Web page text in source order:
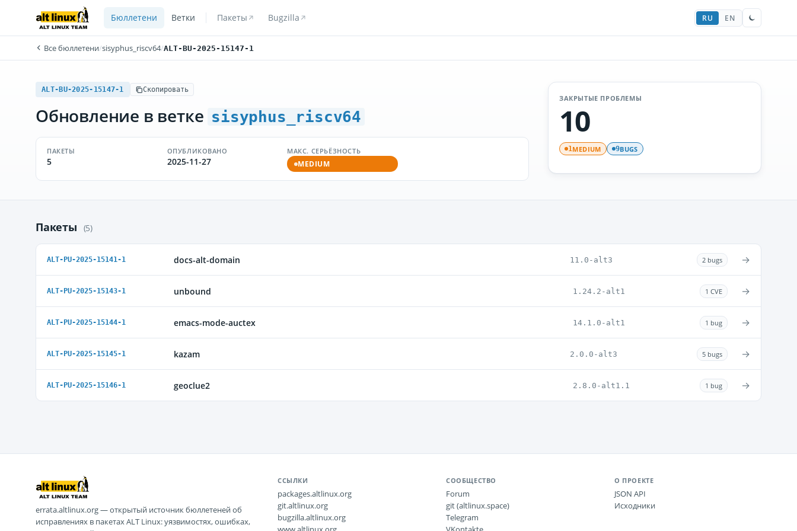
Бюллетени Ветки Пакеты Bugzilla RU EN
Все бюллетени/sisyphus_riscv64/ALT-BU-2025-15147-1
ALT-BU-2025-15147-1 Скопировать
Обновление в ветке sisyphus_riscv64
ПАКЕТЫ
5
ОПУБЛИКОВАНО
2025-11-27
МАКС. СЕРЬЁЗНОСТЬ
MEDIUM
ЗАКРЫТЫЕ ПРОБЛЕМЫ
10
1MEDIUM 9BUGS
Пакеты (5)
ALT-PU-2025-15141-1 docs-alt-domain 11.0-alt3 2 bugs →
ALT-PU-2025-15143-1 unbound 1.24.2-alt1 1 CVE →
ALT-PU-2025-15144-1 emacs-mode-auctex 14.1.0-alt1 1 bug →
ALT-PU-2025-15145-1 kazam 2.0.0-alt3 5 bugs →
ALT-PU-2025-15146-1 geoclue2 2.8.0-alt1.1 1 bug →
errata.altlinux.org — открытый источник бюллетеней об
исправлениях в пакетах ALT Linux: уязвимостях, ошибках,
ССЫЛКИ
packages.altlinux.org
git.altlinux.org
bugzilla.altlinux.org
СООБЩЕСТВО
Forum
git (altlinux.space)
Telegram
О ПРОЕКТЕ
JSON API
Исходники